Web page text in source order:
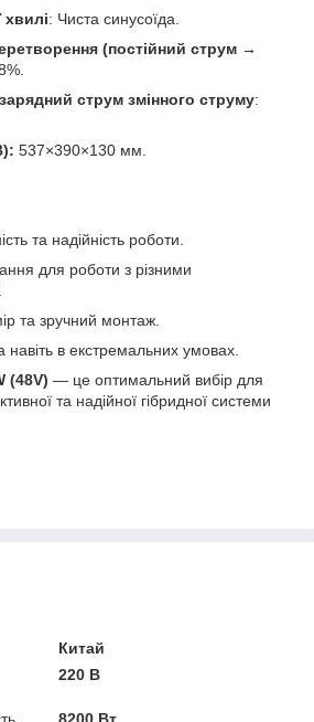
: Чиста синусоїда.
(постійний струм →
струм змінного струму:
537×390×130 мм.
та надійність роботи.
для роботи з різними
та зручний монтаж.
навіть в екстремальних умовах.
(48V) — це оптимальний вибір для
та надійної гібридної системи
Китай
220 В
8200 Вт